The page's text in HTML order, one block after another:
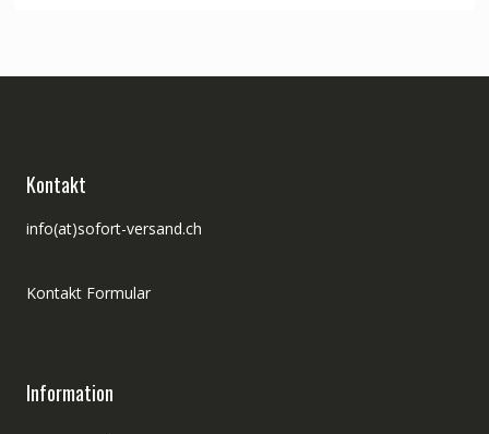
Kontakt
info(at)sofort-versand.ch
Kontakt Formular
Information